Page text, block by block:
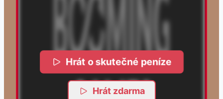
Hrát o skutečné peníze
Hrát zdarma